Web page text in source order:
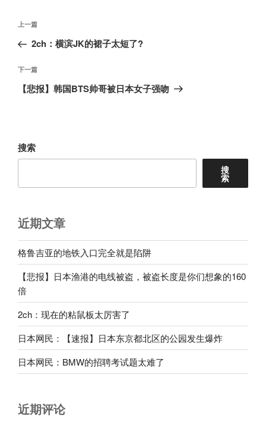
文
导
航
上
一
文
章
上一篇
2ch：横滨JK的裙子太短了?
下
一
下一篇
【悲报】韩国BTS帅哥被日本女子强吻
搜索
搜
索
近期文章
格鲁吉亚的地铁入口完全就是陷阱
【悲报】日本渔港的电线被盗，被盗长度是你们想象的160
倍
2ch：现在的粘鼠板太厉害了
日本网民：【速报】日本东京都北区的公园发生爆炸
日本网民：BMW的招聘考试题太难了
近期评论